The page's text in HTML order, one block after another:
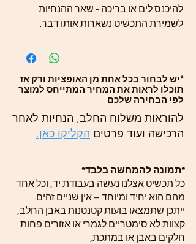
להיכנס לים או בריכה - שאר ההנחיות
לשמירת התכשיט נשארות אותו דבר.
*יש לבחור בכל אחת מן האופציות ורק אז
תוכלו לראות את המחיר המתייחס למוצר
לפי הבחירה שלכם
להוראות משלוח החלב, הנחיות לאחר
הרכישה ועוד פרטים הקליקו כאן.
*תמונה להמחשה בלבד*
כל תכשיט אצלנו נעשה בעבודת יד, וכל אחד
מהם הוא יחיד ומיוחד – אין שניים זהים.
ייתכן שתמצאו בועות קטנטנות באבן החלב,
קצוות לא סימטריים לגמרי או אזורים פחות
חלקים באבן או במתכת,